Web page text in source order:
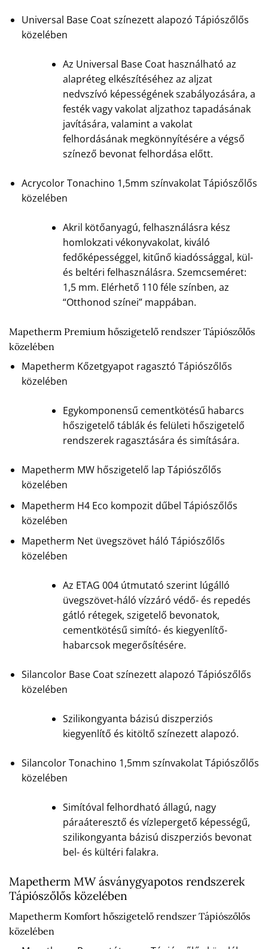
Universal Base Coat színezett alapozó Tápiószőlős
közelében
Az Universal Base Coat használható az
alapréteg elkészítéséhez az aljzat
nedvszívó képességének szabályozására, a
festék vagy vakolat aljzathoz tapadásának
javítására, valamint a vakolat
felhordásának megkönnyítésére a végső
színező bevonat felhordása előtt.
Acrycolor Tonachino 1,5mm színvakolat Tápiószőlős
közelében
Akril kötőanyagú, felhasználásra kész
homlokzati vékonyvakolat, kiváló
fedőképességgel, kitűnő kiadóssággal, kül-
és beltéri felhasználásra. Szemcseméret:
1,5 mm. Elérhető 110 féle színben, az
“Otthonod színei” mappában.
Mapetherm Premium hőszigetelő rendszer Tápiószőlős
közelében
Mapetherm Kőzetgyapot ragasztó Tápiószőlős
közelében
Egykomponensű cementkötésű habarcs
hőszigetelő táblák és felületi hőszigetelő
rendszerek ragasztására és simítására.
Mapetherm MW hőszigetelő lap Tápiószőlős
közelében
Mapetherm H4 Eco kompozit dűbel Tápiószőlős
közelében
Mapetherm Net üvegszövet háló Tápiószőlős
közelében
Az ETAG 004 útmutató szerint lúgálló
üvegszövet-háló vízzáró védő- és repedés
gátló rétegek, szigetelő bevonatok,
cementkötésű simító- és kiegyenlítő-
habarcsok megerősítésére.
Silancolor Base Coat színezett alapozó Tápiószőlős
közelében
Szilikongyanta bázisú diszperziós
kiegyenlítő és kitöltő színezett alapozó.
Silancolor Tonachino 1,5mm színvakolat Tápiószőlős
közelében
Simítóval felhordható állagú, nagy
páraáteresztő és vízlepergető képességű,
szilikongyanta bázisú diszperziós bevonat
bel- és kültéri falakra.
Mapetherm MW ásványgyapotos rendszerek
Tápiószőlős közelében
Mapetherm Komfort hőszigetelő rendszer Tápiószőlős
közelében